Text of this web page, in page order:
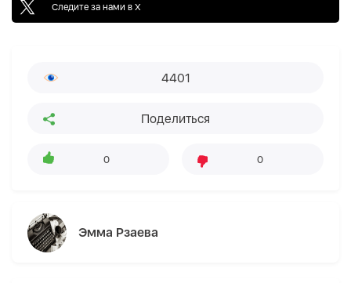
Следите за нами в X
4401
Поделиться
0 0
Эмма Рзаева